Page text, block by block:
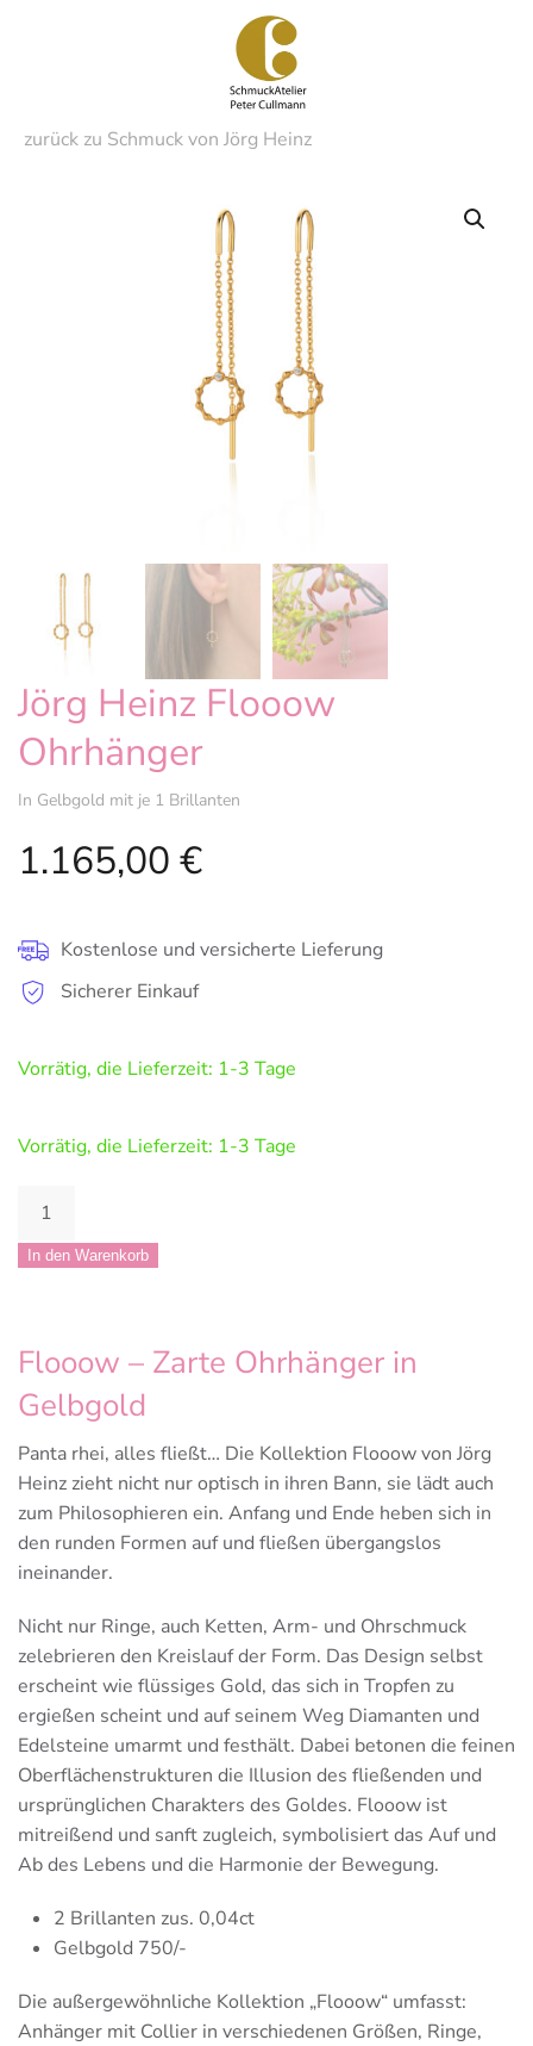
springen
zurück zu Schmuck von Jörg Heinz
Jörg Heinz Flooow
Ohrhänger
In Gelbgold mit je 1 Brillanten
1.165,00 €
Kostenlose und versicherte Lieferung
Sicherer Einkauf
Vorrätig, die Lieferzeit: 1-3 Tage
Vorrätig, die Lieferzeit: 1-3 Tage
Jörg
Flooow
In den Warenkorb
Flooow – Zarte Ohrhänger in
Gelbgold
Panta rhei, alles fließt… Die Kollektion Flooow von Jörg
Heinz zieht nicht nur optisch in ihren Bann, sie lädt auch
zum Philosophieren ein. Anfang und Ende heben sich in
den runden Formen auf und fließen übergangslos
ineinander.
Nicht nur Ringe, auch Ketten, Arm- und Ohrschmuck
zelebrieren den Kreislauf der Form. Das Design selbst
erscheint wie flüssiges Gold, das sich in Tropfen zu
ergießen scheint und auf seinem Weg Diamanten und
Edelsteine umarmt und festhält. Dabei betonen die feinen
Oberflächenstrukturen die Illusion des fließenden und
ursprünglichen Charakters des Goldes. Flooow ist
mitreißend und sanft zugleich, symbolisiert das Auf und
Ab des Lebens und die Harmonie der Bewegung.
2 Brillanten zus. 0,04ct
Gelbgold 750/-
Die außergewöhnliche Kollektion „Flooow“ umfasst:
Anhänger mit Collier in verschiedenen Größen, Ringe,